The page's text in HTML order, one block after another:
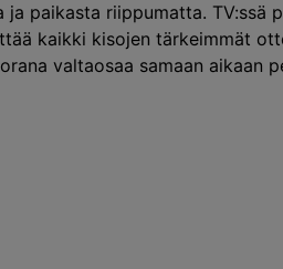
paikasta riippumatta. TV:ssä
kaikki kisojen tärkeimmät
valtaosaa samaan aikaan